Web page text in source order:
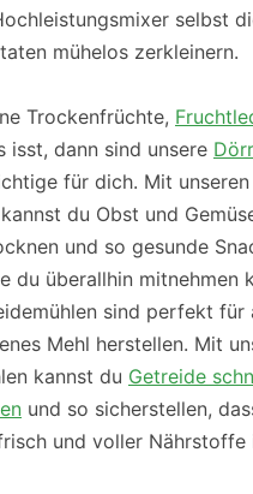
selbst
mühelos zerkleinern.
Trockenfrüchte,
isst, dann sind unsere
für dich. Mit unseren
du Obst und
und so gesunde
du überallhin mitnehmen
sind perfekt für
Mehl herstellen. Mit
kannst du Getreide
und so sicherstellen,
und voller Nährstoffe